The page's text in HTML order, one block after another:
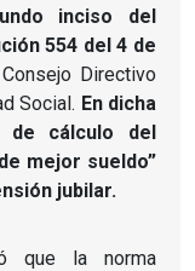
inciso del
554 del 4 de
Directivo
Social. En dicha
de cálculo del
mejor sueldo”
jubilar.
que la norma